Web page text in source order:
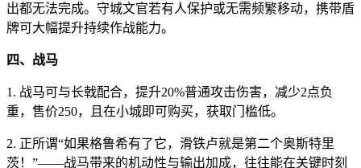
出都无法完成。守城文官若有人保护或无需频繁移动，携带盾
牌可大幅提升持续作战能力。
四、战马
1. 战马可与长戟配合，提升20%普通攻击伤害，减少2点负
重，售价250，且在小城即可购买，获取门槛低。
2. 正所谓“如果格鲁希有了它，滑铁卢就是第二个奥斯特里
茨！”——战马带来的机动性与输出加成，往往能在关键时刻